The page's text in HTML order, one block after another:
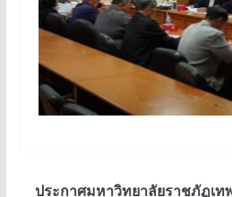
ประกาศมหาวิทยาลัยราชภัฏเท